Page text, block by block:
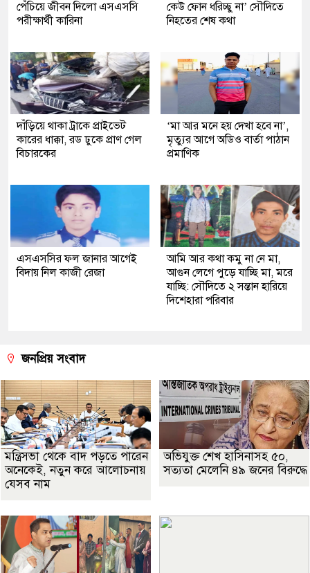
পেঁচিয়ে জীবন দিলো এসএসসি
পরীক্ষার্থী কারিনা
কেউ ফোন ধরিচ্ছু না’ সৌদিতে
নিহতের শেষ কথা
দাঁড়িয়ে থাকা ট্রাকে প্রাইভেট
কারের ধাক্কা, রড ঢুকে প্রাণ গেল
বিচারকের
‘মা আর মনে হয় দেখা হবে না’,
মৃত্যুর আগে অডিও বার্তা পাঠান
প্রমাণিক
এসএসসির ফল জানার আগেই
বিদায় নিল কাজী রেজা
আমি আর কথা কমু না নে মা,
আগুন লেগে পুড়ে যাচ্ছি মা, মরে
যাচ্ছি: সৌদিতে ২ সন্তান হারিয়ে
দিশেহারা পরিবার
জনপ্রিয় সংবাদ
মন্ত্রিসভা থেকে বাদ পড়তে পারেন
অনেকেই, নতুন করে আলোচনায়
যেসব নাম
অভিযুক্ত শেখ হাসিনাসহ ৫০,
সত্যতা মেলেনি ৪৯ জনের বিরুদ্ধে